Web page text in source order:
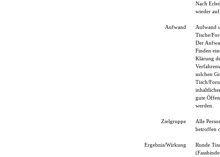
Nach
wieder
Aufwand
Aufwand
Tische/
Der
Finden
Klärung
solchen
Tisch/
gute
werden.
Zielgruppe
Alle
betroffen
Ergebnis/Wirkung
Runde